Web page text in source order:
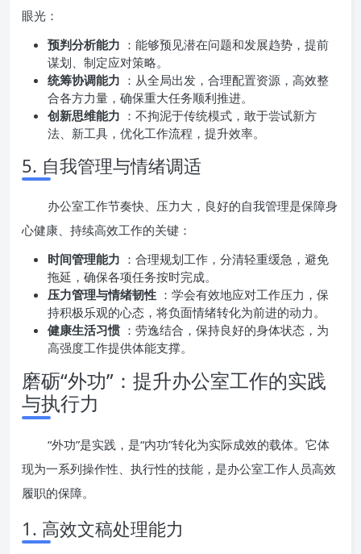
眼光：
预判分析能力 ：能够预见潜在问题和发展趋势，提前
谋划、制定应对策略。
统筹协调能力 ：从全局出发，合理配置资源，高效整
合各方力量，确保重大任务顺利推进。
创新思维能力 ：不拘泥于传统模式，敢于尝试新方
法、新工具，优化工作流程，提升效率。
5. 自我管理与情绪调适
办公室工作节奏快、压力大，良好的自我管理是保障身
心健康、持续高效工作的关键：
时间管理能力 ：合理规划工作，分清轻重缓急，避免
拖延，确保各项任务按时完成。
压力管理与情绪韧性 ：学会有效地应对工作压力，保
持积极乐观的心态，将负面情绪转化为前进的动力。
健康生活习惯 ：劳逸结合，保持良好的身体状态，为
高强度工作提供体能支撑。
磨砺“外功”：提升办公室工作的实践
与执行力
“外功”是实践，是“内功”转化为实际成效的载体。它体
现为一系列操作性、执行性的技能，是办公室工作人员高效
履职的保障。
1. 高效文稿处理能力